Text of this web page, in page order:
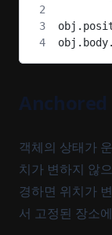
Anchored
객체의 상태가
치가 변하지 않
경하면 위치가
서 고정된 장소